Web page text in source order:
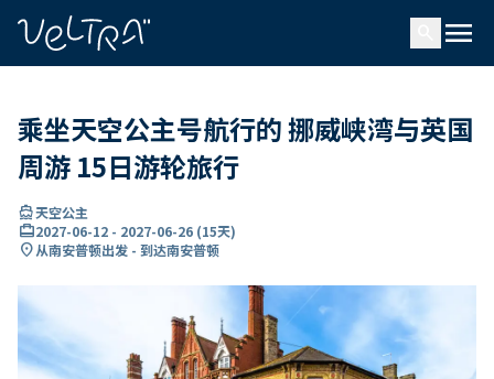
menu
乘坐天空公主号航行的 挪威峡湾与英国
周游 15日游轮旅行
directions_boat天空公主
card_travel2027-06-12 - 2027-06-26 (15天)
location_on从南安普顿出发 - 到达南安普顿